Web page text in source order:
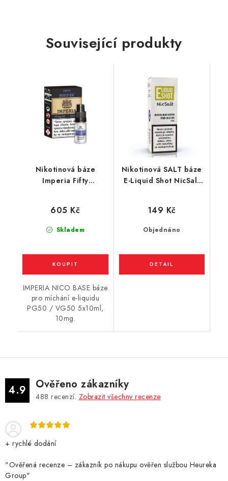
Související produkty
Nikotinová báze
Imperia Fifty
Skladem
605 Kč
IMPERIA NICO BASE báze
pro míchání e-liquidu
PG50 / VG50 5x10ml,
10mg.
Nikotinová SALT báze
E-Liquid Shot NicSalt
Objednáno
149 Kč
4.9 Ověřeno zákazníky
488 recenzí. Zobrazit všechny recenze
+ rychlé dodání
"Ověřená recenze – zákazník po nákupu ověřen službou Heureka
Group"